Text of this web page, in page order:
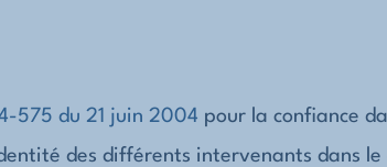
575 du 21 juin 2004 pour la confiance
des différents intervenants dans